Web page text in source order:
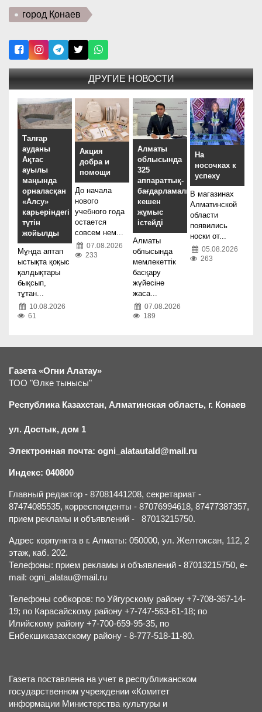
город Қонаев
ДРУГИЕ НОВОСТИ
Талғар
ауданы
Ақтас
ауылы
маңында
орналасқан
«Алсу»
карьеріндегі
түтін
жойылды
Мұнда аптап
ыстықта қоқыс
қалдықтары
бықсып,
тұтан...
10.08.2026
61
Акция
добра и
помощи
До начала
нового
учебного года
остается
совсем нем...
07.08.2026
233
Алматы
облысында
325
аппараттық-
бағдарламалық
кешен
жұмыс
істейді
Алматы
облысында
мемлекеттік
басқару
жүйесіне
жаса...
07.08.2026
189
На
носочках к
успеху
В магазинах
Алматинской
области
появились
носки от...
05.08.2026
263
Газета «Огни Алатау»
ТОО "Өлке тынысы"
Республика Казахстан, Алматинская область, г. Конаев
ул. Достык, дом 1
Электронная почта: ogni_alatautald@mail.ru
Индекс: 040800
Главный редактор - 87081441208, секретариат -
87474085535, корреспонденты - 87076994618, 87477387357,
прием рекламы и объявлений - 87013215750.
Адрес корпункта в г. Алматы: 050000, ул. Желтоксан, 112, 2
этаж, каб. 202.
Телефоны: прием рекламы и объявлений - 87013215750, e-
mail: ogni_alatau@mail.ru
Телефоны собкоров: по Уйгурскому району +7-708-367-14-
19; по Карасайскому району +7-747-563-61-18; по
Илийскому району +7-700-659-95-35, по
Енбекшиказахскому району - 8-777-518-11-80.
Газета поставлена на учет в республиканском
государственном учреждении «Комитет
информации Министерства культуры и